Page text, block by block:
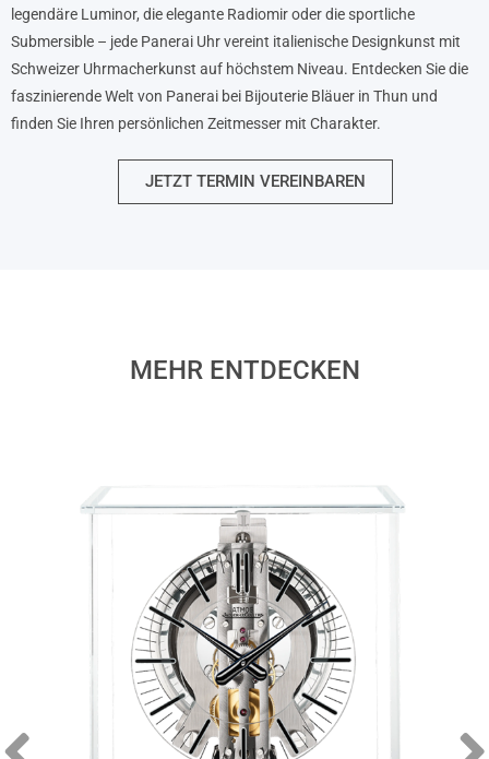
legendäre Luminor, die elegante Radiomir oder die sportliche
Submersible – jede Panerai Uhr vereint italienische Designkunst mit
Schweizer Uhrmacherkunst auf höchstem Niveau. Entdecken Sie die
faszinierende Welt von Panerai bei Bijouterie Bläuer in Thun und
finden Sie Ihren persönlichen Zeitmesser mit Charakter.
JETZT TERMIN VEREINBAREN
MEHR ENTDECKEN